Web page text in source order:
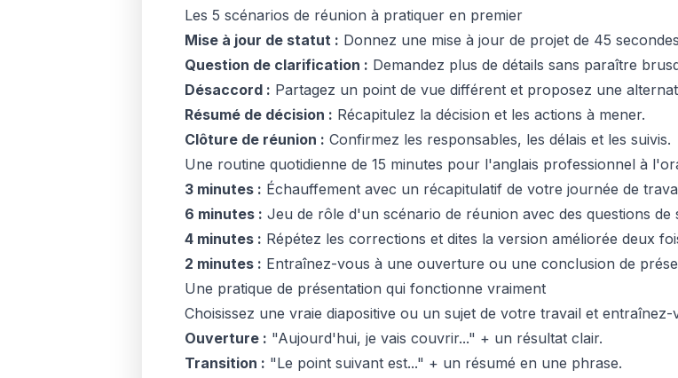
Les 5 scénarios de réunion à pratiquer en premier
Mise à jour de statut : Donnez une mise à jour de projet de 45
Question de clarification : Demandez plus de détails sans paraître
Désaccord : Partagez un point de vue différent et proposez une
Résumé de décision : Récapitulez la décision et les actions à mener.
Clôture de réunion : Confirmez les responsables, les délais et les suivis.
Une routine quotidienne de 15 minutes pour l'anglais professionnel à
3 minutes : Échauffement avec un récapitulatif de votre journée de
6 minutes : Jeu de rôle d'un scénario de réunion avec des questions de
4 minutes : Répétez les corrections et dites la version améliorée deux
2 minutes : Entraînez-vous à une ouverture ou une conclusion de
Une pratique de présentation qui fonctionne vraiment
Choisissez une vraie diapositive ou un sujet de votre travail et
Ouverture : "Aujourd'hui, je vais couvrir..." + un résultat clair.
Transition : "Le point suivant est..." + un résumé en une phrase.